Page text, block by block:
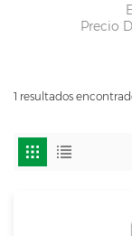
Precio
1 resultados